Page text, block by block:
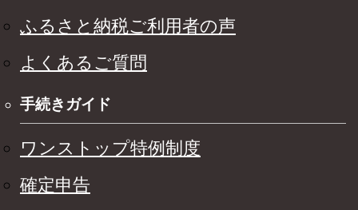
ふるさと納税ご利用者の声
よくあるご質問
手続きガイド
ワンストップ特例制度
確定申告